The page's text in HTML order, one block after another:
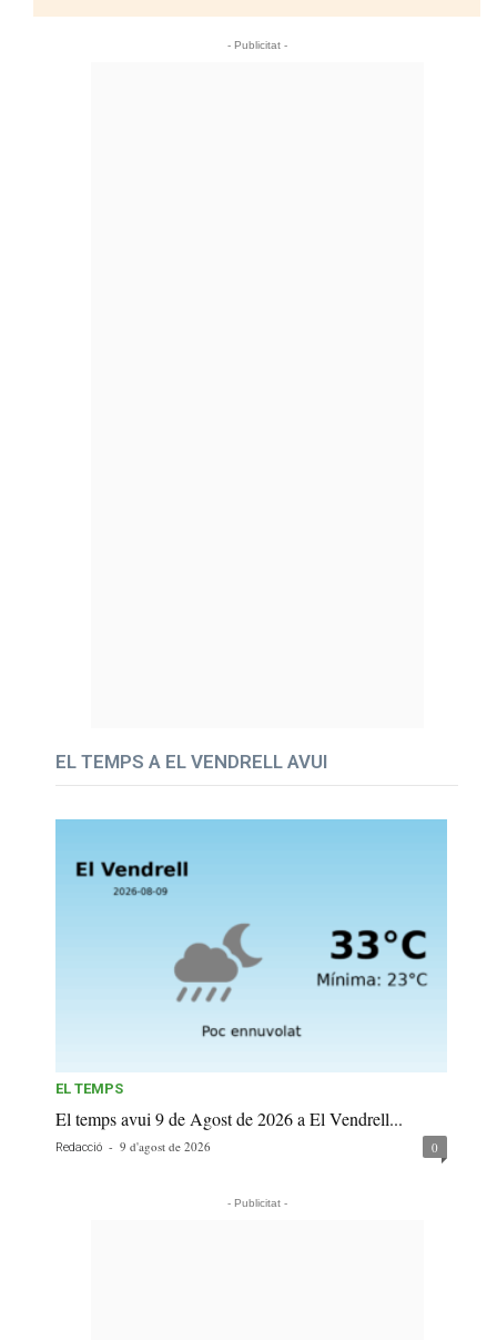
- Publicitat -
EL TEMPS A EL VENDRELL AVUI
EL TEMPS
El temps avui 9 de Agost de 2026 a El Vendrell...
Redacció - 9 d'agost de 2026 0
- Publicitat -